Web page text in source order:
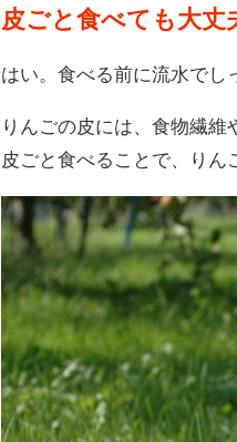
皮ごと食べても大丈
はい。食べる前に流水でし
りんごの皮には、食物繊維
皮ごと食べることで、りん